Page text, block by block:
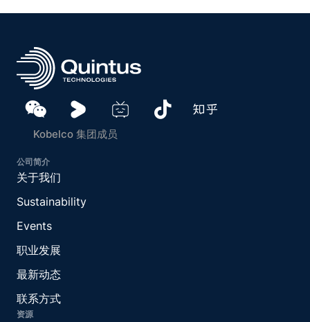
Kobelco 集团成员
公司简介
关于我们
Sustainability
Events
职业发展
最新动态
联系方式
资源